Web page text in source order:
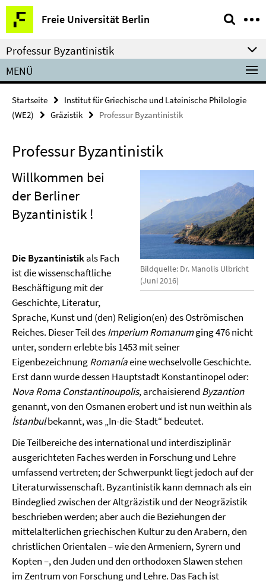
Springe
direkt
zu
Inhalt
Freie Universität Berlin
Service-
Navigation
Professur Byzantinistik
MENÜ
Startseite
Institut für Griechische und Lateinische Philologie
(WE2)
Gräzistik Professur Byzantinistik
Professur Byzantinistik
Bildquelle: Dr. Manolis Ulbricht
(Juni 2016)
Willkommen bei
der Berliner
Byzantinistik !
Die Byzantinistikals Fach
ist die wissenschaftliche
Beschäftigung mit der
Geschichte, Literatur,
Sprache, Kunst und (den) Religion(en) des Oströmischen
Reiches. Dieser Teil desImperium Romanumging 476 nicht
unter, sondern erlebte bis 1453 mit seiner
EigenbezeichnungRomaníaeine wechselvolle Geschichte.
Erst dann wurde dessen Hauptstadt Konstantinopel oder:
Nova Roma Constantinoupolis, archaisierend Byzantion
genannt, von den Osmanen erobert und ist nun weithin als
İstanbulbekannt, was „In-die-Stadt“ bedeutet.
Die Teilbereiche des international und interdisziplinär
ausgerichteten Faches werden in Forschung und Lehre
umfassend vertreten; der Schwerpunkt liegt jedoch auf der
Literaturwissenschaft. Byzantinistik kann demnach als ein
Bindeglied zwischen der Altgräzistik und der Neogräzistik
beschrieben werden; aber auch die Beziehungen der
mittelalterlichen griechischen Kultur zu den Arabern, den
christlichen Orientalen – wie den Armeniern, Syrern und
Kopten –, den Juden und den orthodoxen Slawen stehen
im Zentrum von Forschung und Lehre. Das Fach ist